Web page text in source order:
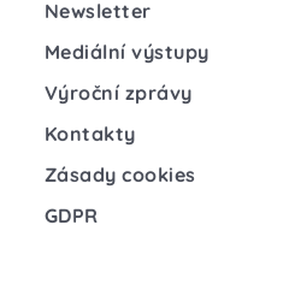
Newsletter
Mediální výstupy
Výroční zprávy
Kontakty
Zásady cookies
GDPR